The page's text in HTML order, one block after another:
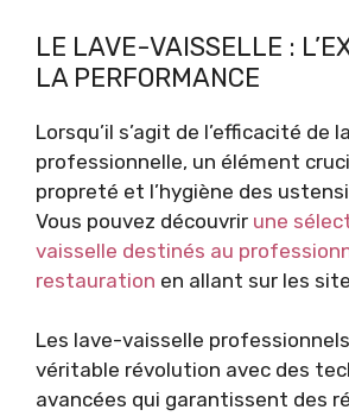
LE LAVE-VAISSELLE :
LA PERFORMANCE
Lorsqu’il s’agit de l’efficacité de
professionnelle, un élément
propreté et l’hygiène des
Vous pouvez découvrir une
vaisselle destinés au
restauration en allant sur les
Les lave-vaisselle
véritable révolution avec des
avancées qui garantissent des